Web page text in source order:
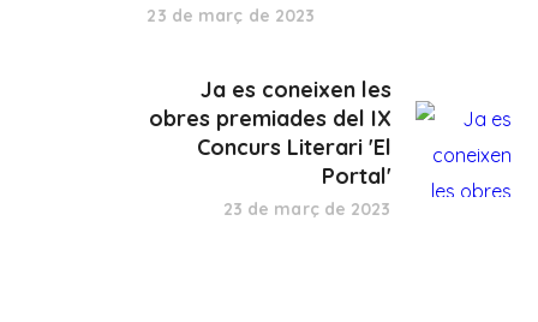
23 de març de 2023
Ja es coneixen les
obres premiades del IX
Concurs Literari 'El
Portal'
23 de març de 2023